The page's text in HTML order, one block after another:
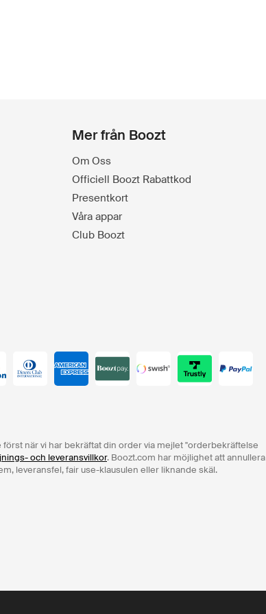
Mer från Boozt
Om Oss
Officiell Boozt Rabattkod
Presentkort
Våra appar
Club Boozt
när vi har bekräftat din order via mejlet "orderbekräftelse
och leveransvillkor. Boozt.com har möjlighet att annullera
leveransfel, fair use-klausulen eller liknande skäl.